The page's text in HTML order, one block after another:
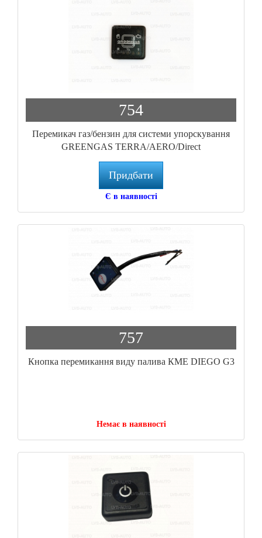
754
Перемикач газ/бензин для системи упорскування
GREENGAS TERRA/AERO/Direct
Придбати
Є в наявності
757
Кнопка перемикання виду палива КМЕ DIEGO G3
Немає в наявності